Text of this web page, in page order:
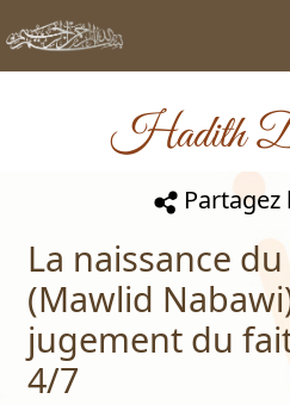
Hadith
Partagez
La naissance
(Mawlid
jugement du
4/7